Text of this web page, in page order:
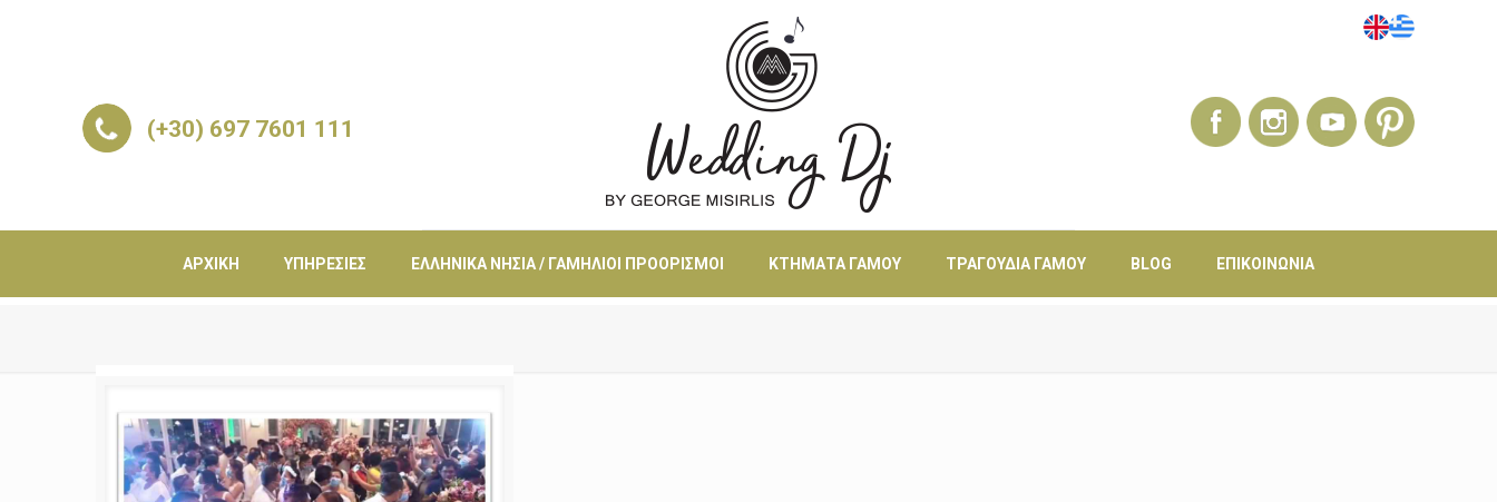
(+30) 697 7601 111
ΑΡΧΙΚΉ ΥΠΗΡΕΣΊΕΣ ΕΛΛΗΝΙΚΆ ΝΗΣΙΆ / ΓΑΜΉΛΙΟΙ ΠΡΟΟΡΙΣΜΟΊ ΚΤΉΜΑΤΑ ΓΆΜΟΥ ΤΡΑΓΟΎΔΙΑ ΓΆΜΟΥ BLOG ΕΠΙΚΟΙΝΩΝΊΑ